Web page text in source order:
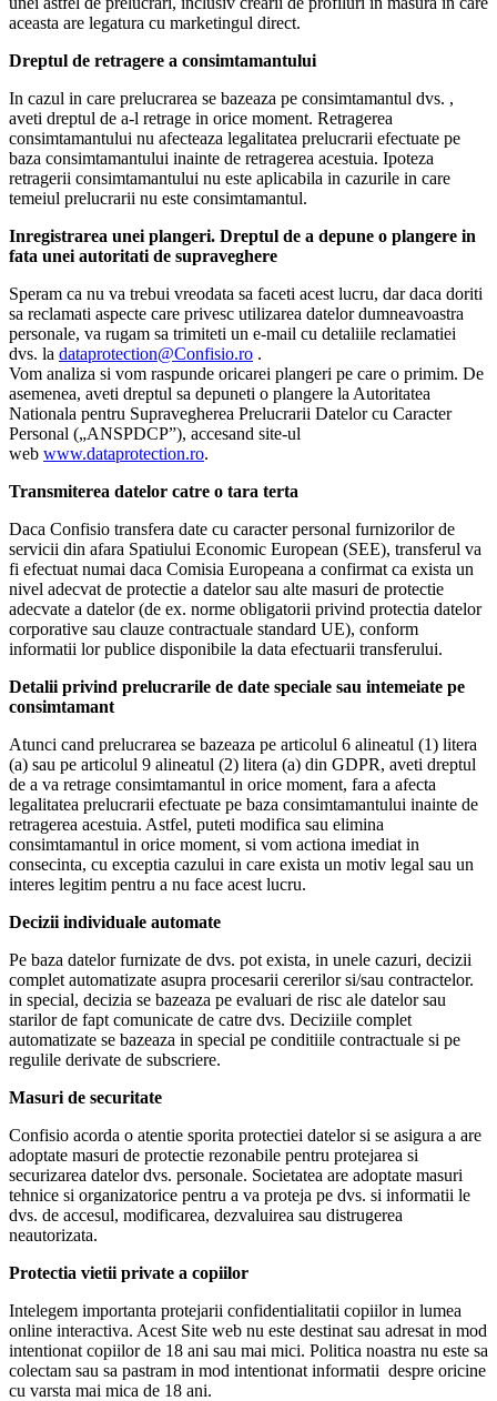
aceasta are legatura cu marketingul direct.
Dreptul de retragere a consimtamantului
In cazul in care prelucrarea se bazeaza pe consimtamantul dvs. ,
aveti dreptul de a-l retrage in orice moment. Retragerea
consimtamantului nu afecteaza legalitatea prelucrarii efectuate pe
baza consimtamantului inainte de retragerea acestuia. Ipoteza
retragerii consimtamantului nu este aplicabila in cazurile in care
temeiul prelucrarii nu este consimtamantul.
Inregistrarea unei plangeri. Dreptul de a depune o plangere in
fata unei autoritati de supraveghere
Speram ca nu va trebui vreodata sa faceti acest lucru, dar daca doriti
sa reclamati aspecte care privesc utilizarea datelor dumneavoastra
personale, va rugam sa trimiteti un e-mail cu detaliile reclamatiei
dvs. la dataprotection@Confisio.ro .
Vom analiza si vom raspunde oricarei plangeri pe care o primim. De
asemenea, aveti dreptul sa depuneti o plangere la Autoritatea
Nationala pentru Supravegherea Prelucrarii Datelor cu Caracter
Personal („ANSPDCP”), accesand site-ul
web www.dataprotection.ro.
Transmiterea datelor catre o tara terta
Daca Confisio transfera date cu caracter personal furnizorilor de
servicii din afara Spatiului Economic European (SEE), transferul va
fi efectuat numai daca Comisia Europeana a confirmat ca exista un
nivel adecvat de protectie a datelor sau alte masuri de protectie
adecvate a datelor (de ex. norme obligatorii privind protectia datelor
corporative sau clauze contractuale standard UE), conform
informatii lor publice disponibile la data efectuarii transferului.
Detalii privind prelucrarile de date speciale sau intemeiate pe
consimtamant
Atunci cand prelucrarea se bazeaza pe articolul 6 alineatul (1) litera
(a) sau pe articolul 9 alineatul (2) litera (a) din GDPR, aveti dreptul
de a va retrage consimtamantul in orice moment, fara a afecta
legalitatea prelucrarii efectuate pe baza consimtamantului inainte de
retragerea acestuia. Astfel, puteti modifica sau elimina
consimtamantul in orice moment, si vom actiona imediat in
consecinta, cu exceptia cazului in care exista un motiv legal sau un
interes legitim pentru a nu face acest lucru.
Decizii individuale automate
Pe baza datelor furnizate de dvs. pot exista, in unele cazuri, decizii
complet automatizate asupra procesarii cererilor si/sau contractelor.
in special, decizia se bazeaza pe evaluari de risc ale datelor sau
starilor de fapt comunicate de catre dvs. Deciziile complet
automatizate se bazeaza in special pe conditiile contractuale si pe
regulile derivate de subscriere.
Masuri de securitate
Confisio acorda o atentie sporita protectiei datelor si se asigura a are
adoptate masuri de protectie rezonabile pentru protejarea si
securizarea datelor dvs. personale. Societatea are adoptate masuri
tehnice si organizatorice pentru a va proteja pe dvs. si informatii le
dvs. de accesul, modificarea, dezvaluirea sau distrugerea
neautorizata.
Protectia vietii private a copiilor
Intelegem importanta protejarii confidentialitatii copiilor in lumea
online interactiva. Acest Site web nu este destinat sau adresat in mod
intentionat copiilor de 18 ani sau mai mici. Politica noastra nu este sa
colectam sau sa pastram in mod intentionat informatii despre oricine
cu varsta mai mica de 18 ani.